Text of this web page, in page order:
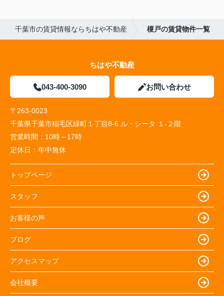
千葉市の賃貸情報ならちはや不動産 榎戸の賃貸物件一覧
ちはや不動産
043-400-3090 お問い合わせ
〒263-0023
千葉県千葉市稲毛区緑町１丁目8-6 ル・シータ １-２階
営業時間： 10時～17時
定休日： 年中無休
トップページ
スタッフ
お客様の声
ブログ
アクセスマップ
会社概要